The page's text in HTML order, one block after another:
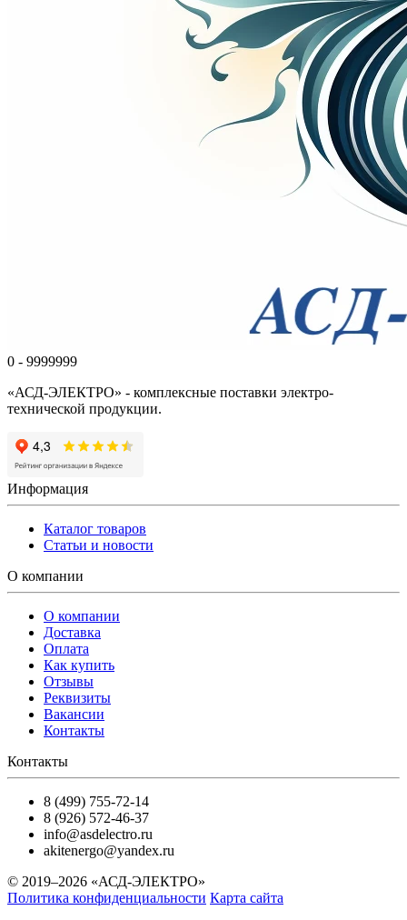
0 - 9999999
«АСД-ЭЛЕКТРО» - комплексные поставки электро-
технической продукции.
Информация
Каталог товаров
Статьи и новости
О компании
О компании
Доставка
Оплата
Как купить
Отзывы
Реквизиты
Вакансии
Контакты
Контакты
8 (499) 755-72-14
8 (926) 572-46-37
info@asdelectro.ru
akitenergo@yandex.ru
© 2019–2026 «АСД-ЭЛЕКТРО»
Политика конфиденциальности Карта сайта